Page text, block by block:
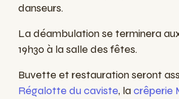
danseurs.
La déambulation se terminera
19h30 à la salle des fêtes.
Buvette et restauration seront
Régalotte du caviste, lacrêperie